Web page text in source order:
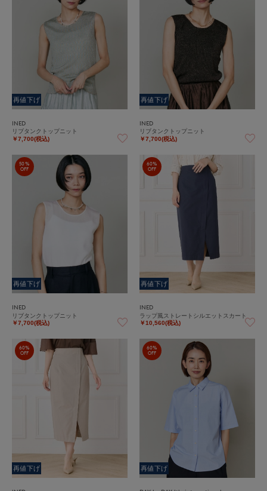
再値下げ
INED
リブタンクトップニット
￥7,700(税込)
再値下げ
INED
リブタンクトップニット
￥7,700(税込)
50%
OFF
再値下げ
INED
リブタンクトップニット
￥7,700(税込)
60%
OFF
再値下げ
INED
ラップ風ストレートシルエットスカート
￥10,560(税込)
60%
OFF
再値下げ
60%
OFF
再値下げ